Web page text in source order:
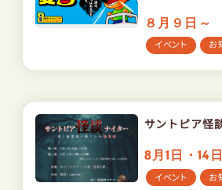
８月９日～
イベント お
サントピア怪
8月1日・14日
イベント お